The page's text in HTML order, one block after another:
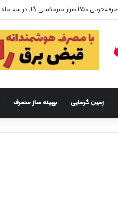
زمین گرمایی بهینه ساز مصرف